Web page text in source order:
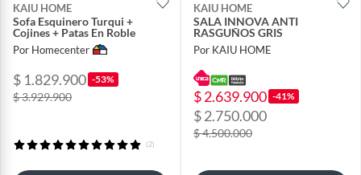
KAIU HOME
Sofa Esquinero Turqui +
Cojines + Patas En Roble
Por Homecenter
$ 1.829.900 -53%
$ 3.929.900
(2)
KAIU HOME
SALA INNOVA ANTI
RASGUÑOS GRIS
Por KAIU HOME
$ 2.639.900 -41%
$ 2.750.000
$ 4.500.000